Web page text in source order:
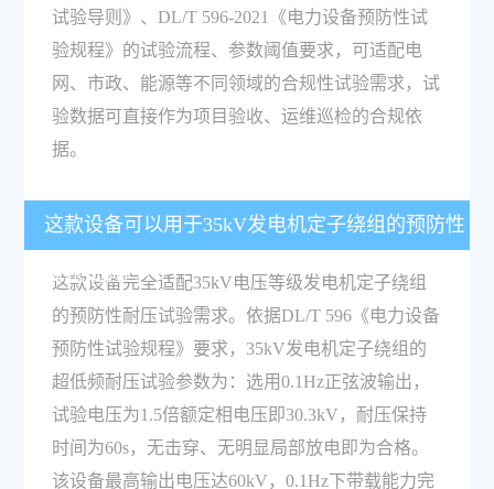
试验导则》、DL/T 596-2021《电力设备预防性试
验规程》的试验流程、参数阈值要求，可适配电
网、市政、能源等不同领域的合规性试验需求，试
验数据可直接作为项目验收、运维巡检的合规依
据。
这款设备可以用于35kV发电机定子绕组的预防性
耐压试验吗？
这款设备完全适配35kV电压等级发电机定子绕组
的预防性耐压试验需求。依据DL/T 596《电力设备
预防性试验规程》要求，35kV发电机定子绕组的
超低频耐压试验参数为：选用0.1Hz正弦波输出，
试验电压为1.5倍额定相电压即30.3kV，耐压保持
时间为60s，无击穿、无明显局部放电即为合格。
该设备最高输出电压达60kV，0.1Hz下带载能力完